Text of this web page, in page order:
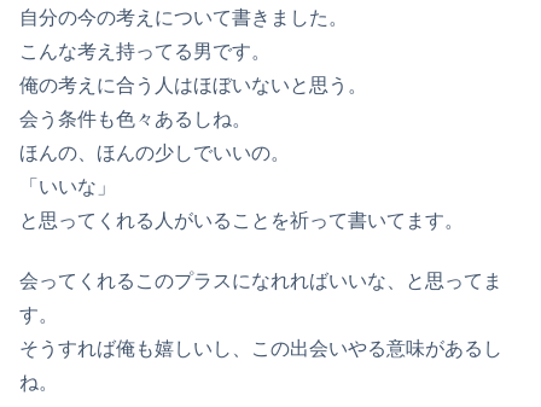
自分の今の考えについて書きました。
こんな考え持ってる男です。
俺の考えに合う人はほぼいないと思う。
会う条件も色々あるしね。
ほんの、ほんの少しでいいの。
「いいな」
と思ってくれる人がいることを祈って書いてます。
会ってくれるこのプラスになれればいいな、と思ってま
す。
そうすれば俺も嬉しいし、この出会いやる意味があるし
ね。